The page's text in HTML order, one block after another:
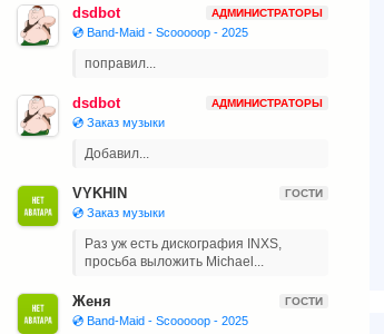
dsdbot АДМИНИСТРАТОРЫ
💿 Band-Maid - Scooooop - 2025
поправил...
dsdbot АДМИНИСТРАТОРЫ
💿 Заказ музыки
Добавил...
VYKHIN ГОСТИ
💿 Заказ музыки
Раз уж есть дискография INXS,
просьба выложить Michael...
Женя ГОСТИ
💿 Band-Maid - Scooooop - 2025